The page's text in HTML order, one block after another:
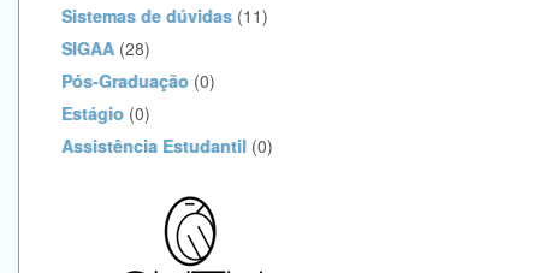
Sistemas de dúvidas (11)
SIGAA (28)
Pós-Graduação (0)
Estágio (0)
Assistência Estudantil (0)